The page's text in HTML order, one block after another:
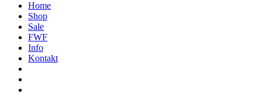
Home
Shop
Sale
FWF
Info
Kontakt